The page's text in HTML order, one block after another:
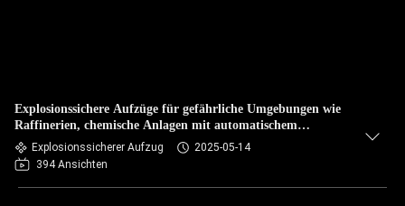
Explosionssichere Aufzüge für gefährliche Umgebungen wie
Raffinerien, chemische Anlagen mit automatischem
Antriebssystem
Explosionssicherer Aufzug
2025-05-14
394 Ansichten